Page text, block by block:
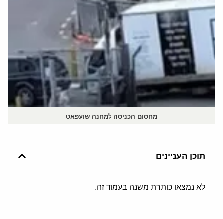
מחסום הכניסה למחנה שועפאט
תוכן העניינים
לא נמצאו כותרת משנה בעמוד זה.